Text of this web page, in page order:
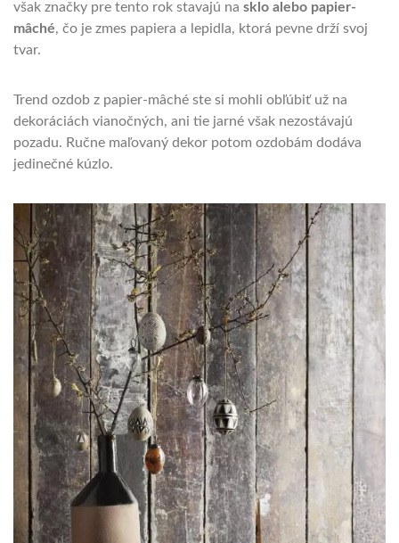
však značky pre tento rok stavajú na sklo alebo papier-
mâché, čo je zmes papiera a lepidla, ktorá pevne drží svoj
tvar.
Trend ozdob z papier-mâché ste si mohli obľúbiť už na
dekoráciách vianočných, ani tie jarné však nezostávajú
pozadu. Ručne maľovaný dekor potom ozdobám dodáva
jedinečné kúzlo.